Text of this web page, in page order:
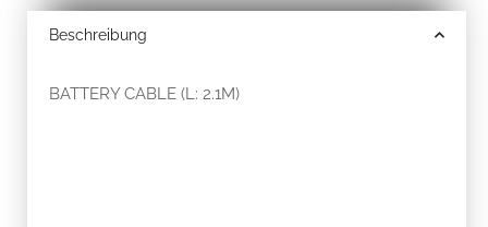
Beschreibung
BATTERY CABLE (L: 2.1M)